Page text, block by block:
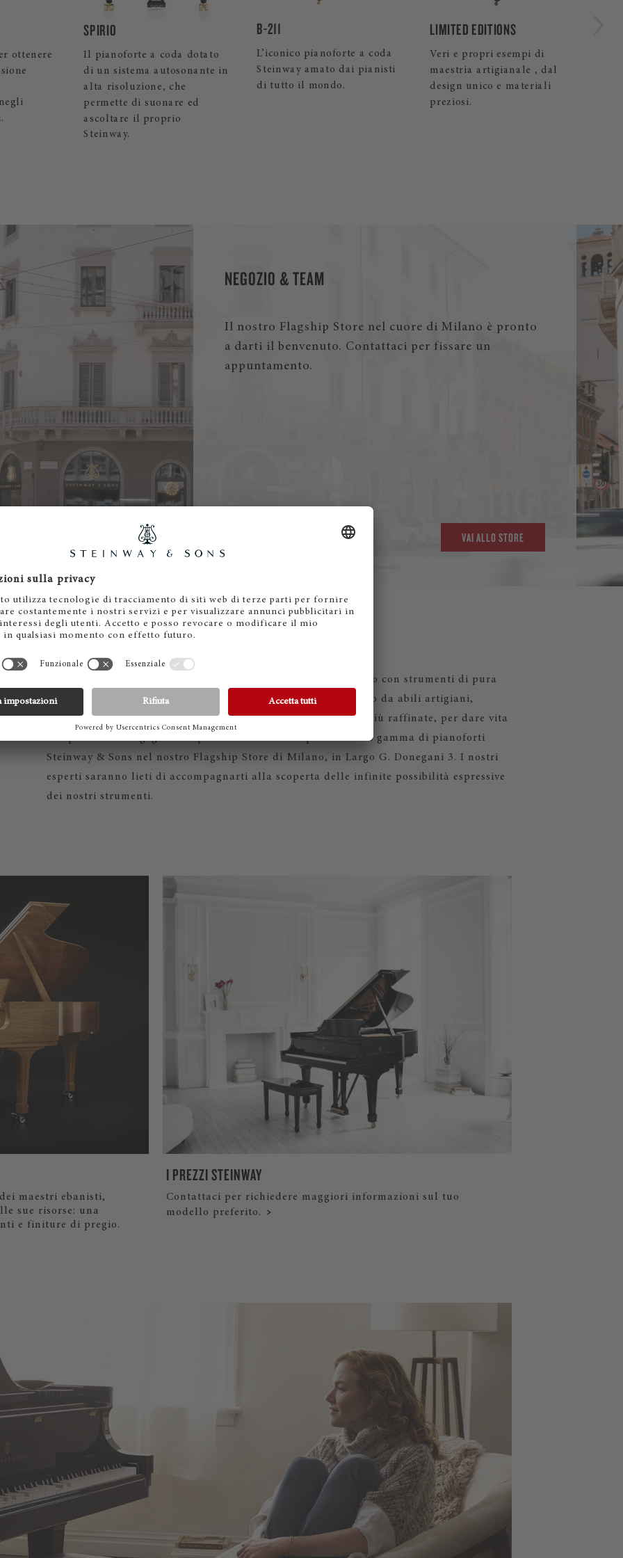
dotato
in
ed
B-211
L’iconico pianoforte a coda
Steinway amato dai pianisti
di tutto il mondo.
LIMITED EDITIONS
Veri e propri esempi di
maestria artigianale , dal
design unico e materiali
A-188
Il pianoforte a coda da
salotto che conquista per la
sua pienezza sonora.
NEGOZIO & TEAM
Il nostro Flagship Store nel cuore di Milano è pronto
a darti il benvenuto. Contattaci per fissare un
appuntamento.
VAI ALLO STORE
Dal 1853 Steinway & Sons supporta i pianisti di tutto il mondo con strumenti di pura
eccellenza musicale. Ognuno di questi viene realizzato a mano da abili artigiani,
utilizzando solo i migliori materiali e le tecniche costruttive più raffinate, per dare vita
a capolavori di ingegneria e passione. Vieni a scoprire l'intera gamma di pianoforti
Steinway & Sons nel nostro Flagship Store di Milano, in Largo G. Donegani 3. I nostri
esperti saranno lieti di accompagnarti alla scoperta delle infinite possibilità espressive
dei nostri strumenti.
maestri ebanisti,
sue risorse: una
e finiture di pregio.
I PREZZI STEINWAY
Contattaci per richiedere maggiori informazioni sul tuo
modello preferito.